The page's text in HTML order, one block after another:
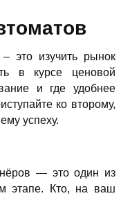
– это изучить рынок
в курсе ценовой
и где удобнее
ко второму,
успеху.
— это один из
этапе. Кто, на ваш